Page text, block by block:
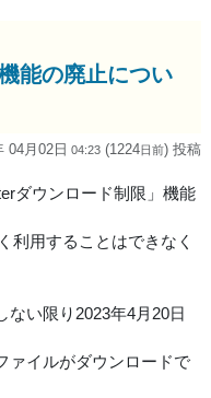
能の廃止につい
04月02日 04:23 (1224日前) 投稿
ダウンロード制限」機能
利用することはできなく
い限り2023年4月20日
ァイルがダウンロードで